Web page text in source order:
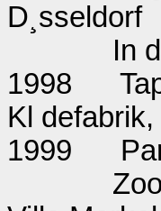
D¸sseldorf
In
1998
Kl
1999